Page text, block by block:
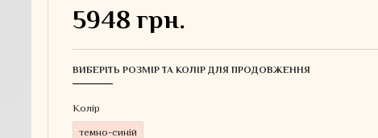
5948 грн.
ВИБЕРІТЬ РОЗМІР ТА КОЛІР ДЛЯ ПРОДОВЖЕННЯ
Колiр
темно-синій